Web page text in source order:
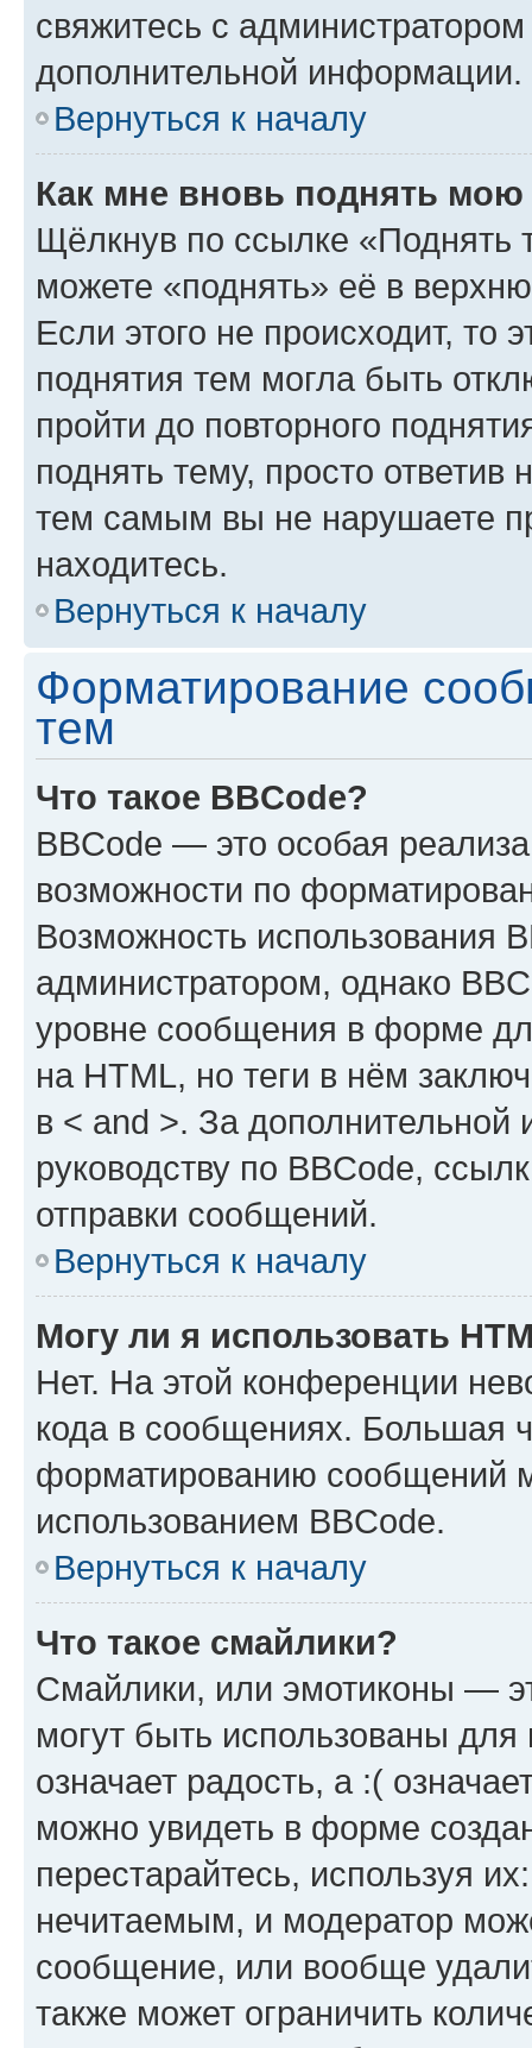
свяжитесь с
дополнительной информации.
Вернуться к началу
Как мне вновь поднять мою
Щёлкнув по ссылке «Поднять
можете «поднять» её в
Если этого не происходит, то
поднятия тем могла быть
пройти до повторного
поднять тему, просто ответив
тем самым вы не нарушаете
находитесь.
Вернуться к началу
Форматирование
тем
Что такое BBCode?
BBCode — это особая
возможности по
Возможность использования
администратором, однако
уровне сообщения в форме
на HTML, но теги в нём
в < and >. За
руководству по BBCode,
отправки сообщений.
Вернуться к началу
Могу ли я использовать
Нет. На этой конференции
кода в сообщениях. Большая
форматированию сообщений
использованием BBCode.
Вернуться к началу
Что такое смайлики?
Смайлики, или эмотиконы —
могут быть использованы
означает радость, а :(
можно увидеть в форме
перестарайтесь, используя
нечитаемым, и модератор
сообщение, или вообще
также может ограничить